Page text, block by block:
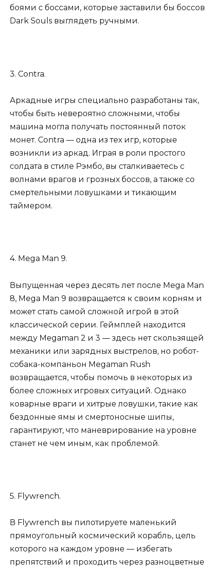
боями с боссами, которые заставили бы боссов
Dark Souls выглядеть ручными.
3. Contra.
Аркадные игры специально разработаны так,
чтобы быть невероятно сложными, чтобы
машина могла получать постоянный поток
монет. Contra — одна из тех игр, которые
возникли из аркад. Играя в роли простого
солдата в стиле Рэмбо, вы сталкиваетесь с
волнами врагов и грозных боссов, а также со
смертельными ловушками и тикающим
таймером.
4. Mega Man 9.
Выпущенная через десять лет после Mega Man
8, Mega Man 9 возвращается к своим корням и
может стать самой сложной игрой в этой
классической серии. Геймплей находится
между Megaman 2 и 3 — здесь нет скользящей
механики или зарядных выстрелов, но робот-
собака-компаньон Megaman Rush
возвращается, чтобы помочь в некоторых из
более сложных игровых ситуаций. Однако
коварные враги и хитрые ловушки, такие как
бездонные ямы и смертоносные шипы,
гарантируют, что маневрирование на уровне
станет не чем иным, как проблемой.
5. Flywrench.
В Flywrench вы пилотируете маленький
прямоугольный космический корабль, цель
которого на каждом уровне — избегать
препятствий и проходить через разноцветные